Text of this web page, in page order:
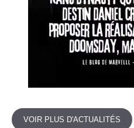
VOIR PLUS D'ACTUALITÉS